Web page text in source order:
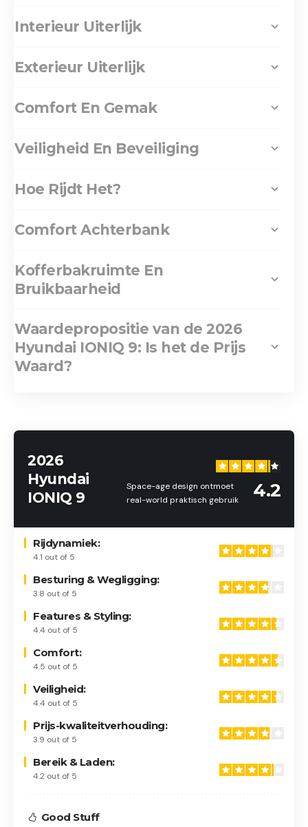
Interieur Uiterlijk
Exterieur Uiterlijk
Comfort En Gemak
Veiligheid En Beveiliging
Hoe Rijdt Het?
Comfort Achterbank
Kofferbakruimte En
Bruikbaarheid
Waardepropositie van de 2026
Hyundai IONIQ 9: Is het de Prijs
Waard?
2026
Hyundai
IONIQ 9
Space-age design ontmoet
real-world praktisch gebruik
4.2
Rijdynamiek:
4.1 out of 5
Besturing & Wegligging:
3.8 out of 5
Features & Styling:
4.4 out of 5
Comfort:
4.5 out of 5
Veiligheid:
4.4 out of 5
Prijs-kwaliteitverhouding:
3.9 out of 5
Bereik & Laden:
4.2 out of 5
Good Stuff